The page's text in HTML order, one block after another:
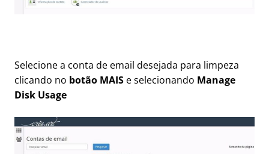
Selecione a conta de email desejada para limpeza
clicando no botão MAIS e selecionando Manage
Disk Usage